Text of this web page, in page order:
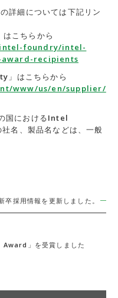
細については下記リン
こちらから
foundry/intel-
award-recipients
はこちらから
www/us/en/supplier/
国におけるIntel
名、製品名などは、一般
卒採用情報を更新しました。
」を受賞しました